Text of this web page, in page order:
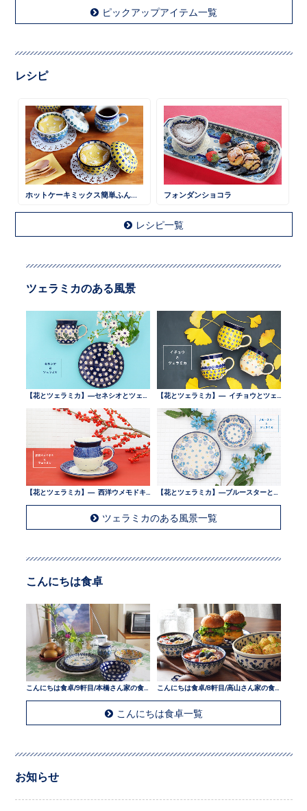
ピックアップアイテム一覧
レシピ
ホットケーキミックス簡単ふんわりケーキ フォンダンショコラ
レシピ一覧
ツェラミカのある風景
ツェラミカのある風景一覧
こんにちは食卓
こんにちは食卓/9軒目/本橋さん家の食卓
こんにちは食卓一覧
お知らせ